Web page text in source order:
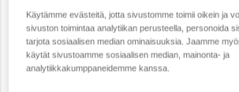
Käytämme evästeitä, jotta sivustomme toimii oikein ja
sivuston toimintaa analytiikan perusteella, personoida
tarjota sosiaalisen median ominaisuuksia. Jaamme
käytät sivustoamme sosiaalisen median, mainonta- ja
analytiikkakumppaneidemme kanssa.